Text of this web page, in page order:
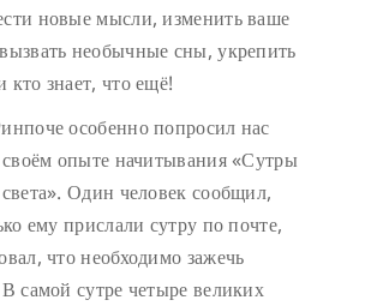
новые мысли, изменить ваше
необычные сны, укрепить
знает, что ещё!
особенно попросил нас
своём опыте начитывания «Сутры
света». Один человек сообщил,
ему прислали сутру по почте,
что необходимо зажечь
самой сутре четыре великих